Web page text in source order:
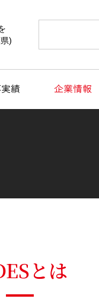
)
績 企業情報
とは